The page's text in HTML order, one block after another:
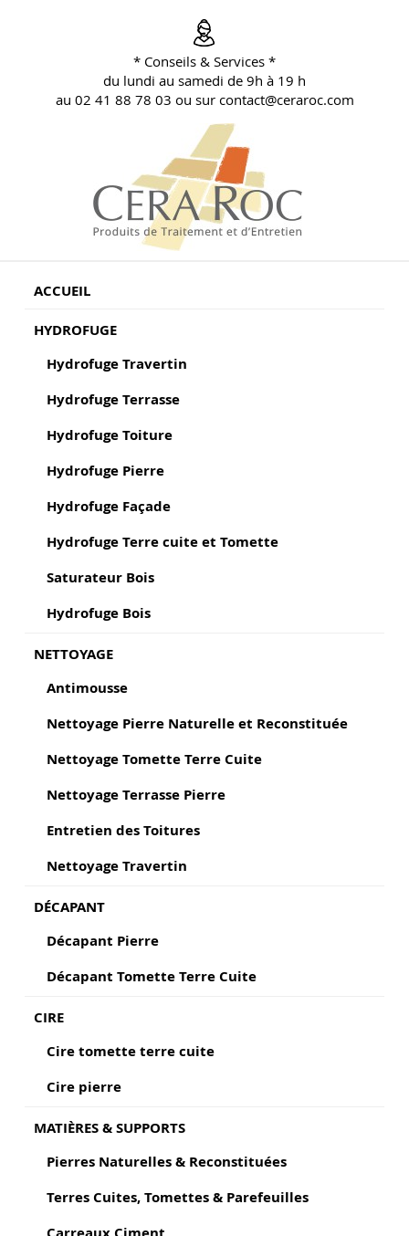
* Conseils & Services *
du lundi au samedi de 9h à 19 h
au 02 41 88 78 03 ou sur contact@ceraroc.com
ACCUEIL
HYDROFUGE
Hydrofuge Travertin
Hydrofuge Terrasse
Hydrofuge Toiture
Hydrofuge Pierre
Hydrofuge Façade
Hydrofuge Terre cuite et Tomette
Saturateur Bois
Hydrofuge Bois
NETTOYAGE
Antimousse
Nettoyage Pierre Naturelle et Reconstituée
Nettoyage Tomette Terre Cuite
Nettoyage Terrasse Pierre
Entretien des Toitures
Nettoyage Travertin
DÉCAPANT
Décapant Pierre
Décapant Tomette Terre Cuite
CIRE
Cire tomette terre cuite
Cire pierre
MATIÈRES & SUPPORTS
Pierres Naturelles & Reconstituées
Terres Cuites, Tomettes & Parefeuilles